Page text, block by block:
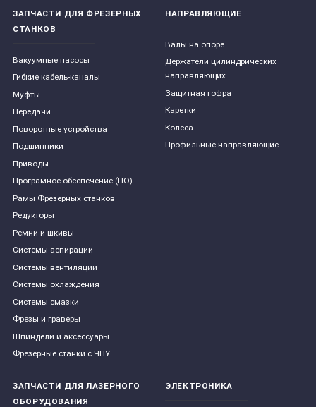
ЗАПЧАСТИ ДЛЯ ФРЕЗЕРНЫХ
СТАНКОВ
Вакуумные насосы
Гибкие кабель-каналы
Муфты
Передачи
Поворотные устройства
Подшипники
Приводы
Програмное обеспечение (ПО)
Рамы Фрезерных станков
Редукторы
Ремни и шкивы
Системы аспирации
Системы вентиляции
Системы охлаждения
Системы смазки
Фрезы и граверы
Шпиндели и аксессуары
Фрезерные станки с ЧПУ
НАПРАВЛЯЮЩИЕ
Валы на опоре
Держатели цилиндрических
направляющих
Защитная гофра
Каретки
Колеса
Профильные направляющие
ЗАПЧАСТИ ДЛЯ ЛАЗЕРНОГО
ОБОРУДОВАНИЯ
ЭЛЕКТРОНИКА